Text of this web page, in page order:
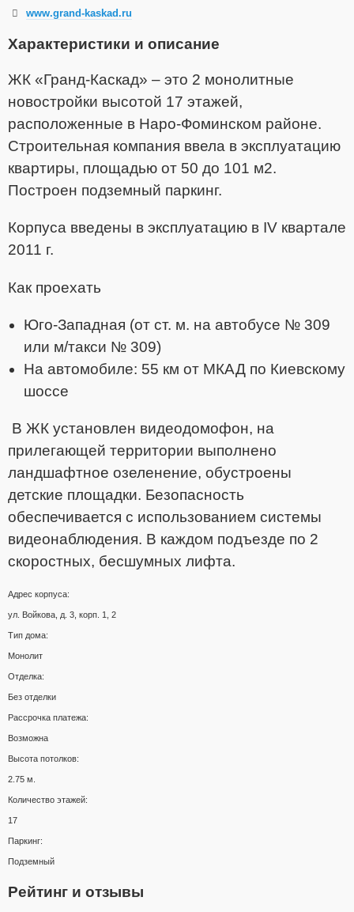
www.grand-kaskad.ru
Характеристики и описание
ЖК «Гранд-Каскад» – это 2 монолитные
новостройки высотой 17 этажей,
расположенные в Наро-Фоминском районе.
Строительная компания ввела в эксплуатацию
квартиры, площадью от 50 до 101 м2.
Построен подземный паркинг.
Корпуса введены в эксплуатацию в IV квартале
2011 г.
Как проехать
Юго-Западная (от ст. м. на автобусе № 309
или м/такси № 309)
На автомобиле: 55 км от МКАД по Киевскому
шоссе
В ЖК установлен видеодомофон, на
прилегающей территории выполнено
ландшафтное озеленение, обустроены
детские площадки. Безопасность
обеспечивается с использованием системы
видеонаблюдения. В каждом подъезде по 2
скоростных, бесшумных лифта.
Адрес корпуса:
ул. Войкова, д. 3, корп. 1, 2
Тип дома:
Монолит
Отделка:
Без отделки
Рассрочка платежа:
Возможна
Высота потолков:
2.75 м.
Количество этажей:
17
Паркинг:
Подземный
Рейтинг и отзывы